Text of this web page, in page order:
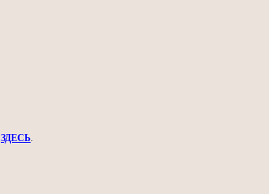
ЗДЕСЬ.